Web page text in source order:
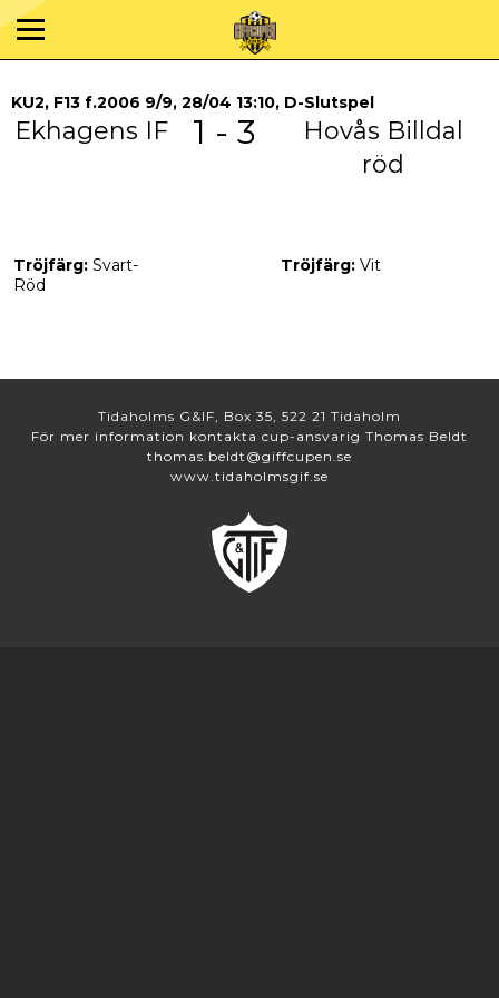
KU2, F13 f.2006 9/9, 28/04 13:10, D-Slutspel
Ekhagens IF 1 - 3
Hovås Billdal
röd
Tröjfärg: Svart-
Röd
Tröjfärg: Vit
Tidaholms G&IF, Box 35, 522 21 Tidaholm
För mer information kontakta cup-ansvarig Thomas Beldt
thomas.beldt@giffcupen.se
www.tidaholmsgif.se